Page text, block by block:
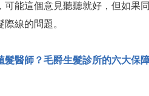
可能這個意見聽聽就好，但如果
線的問題。
髮醫師？毛爵生髮診所的六大保